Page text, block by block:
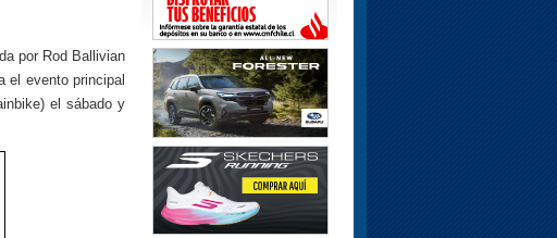
por Rod Ballivian
el evento principal
el sábado y